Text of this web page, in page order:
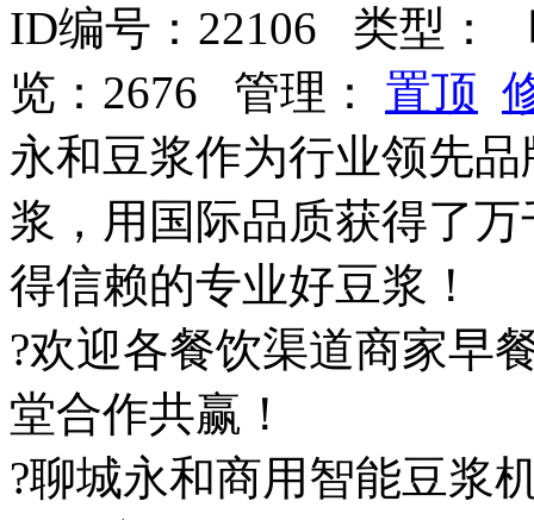
ID编号：22106 类型：
览：2676 管理： 置顶
永和豆浆作为行业领先
浆，用国际品质获得了
得信赖的专业好豆浆！
?欢迎各餐饮渠道商家早
堂合作共赢！
?聊城永和商用智能豆浆